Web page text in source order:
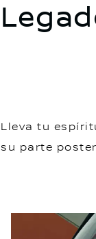
Lleva tu
su parte